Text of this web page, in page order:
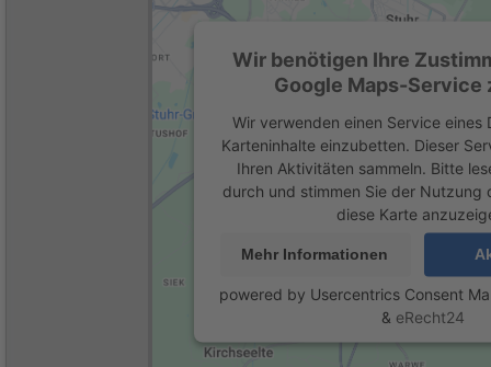
Wir benötigen Ihre
Google Maps-Service
Wir verwenden einen Service eines
Karteninhalte einzubetten. Dieser
Ihren Aktivitäten sammeln. Bitte
durch und stimmen Sie der Nutzung
diese Karte
Mehr Informationen
powered by Usercentrics Consent
& eRecht24